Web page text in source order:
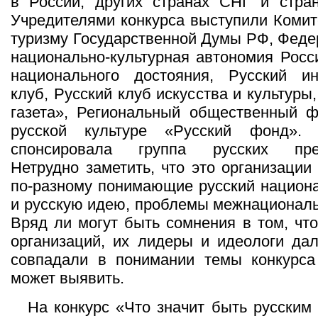
Учредителями конкурса выступили
туризму Государственной Думы РФ,
национально-культурная автономия
национального достояния, Русский
клуб, Русский клуб искусства и
газета», Региональный общественный
русской культуре «Русский фонд».
спонсировала группа русских
Нетрудно заметить, что это
по-разному понимающие русский
и русскую идею, проблемы
Вряд ли могут быть сомнения в том,
организаций, их лидеры и идеологи
совпадали в понимании темы
может выявить.
На конкурс «Что значит быть